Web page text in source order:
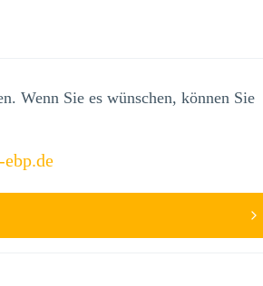
Wenn Sie es wünschen, können Sie